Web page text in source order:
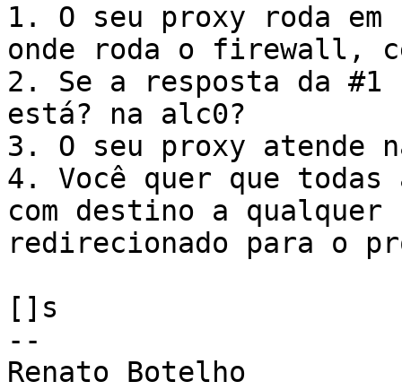
1. O seu proxy roda em
onde roda o firewall,
2. Se a resposta da
está? na alc0?
3. O seu proxy atende
4. Você quer que todas
com destino a
redirecionado para o
[]s
--
Renato Botelho